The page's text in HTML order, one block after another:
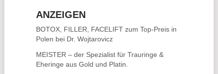
ANZEIGEN
BOTOX, FILLER, FACELIFTzum Top-Preis in
Polen bei Dr. Wojtarovicz
MEISTER – der Spezialist für Trauringe &
Eheringe aus Gold und Platin.